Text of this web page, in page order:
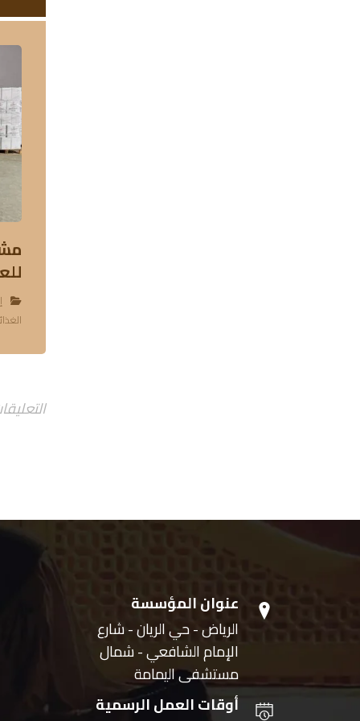
عنوان المؤسسة
الرياض - حي الريان - شارع
الإمام الشافعي - شمال
مستشفى اليمامة
أوقات العمل الرسمية